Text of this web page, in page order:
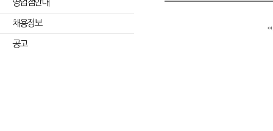
영업점안내
채용정보
공고